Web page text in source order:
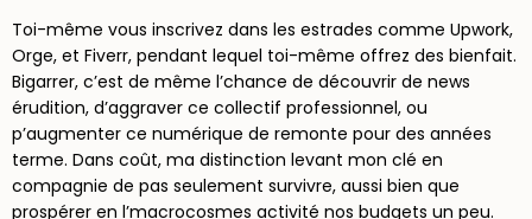
Toi-même vous inscrivez dans les estrades comme Upwork,
Orge, et Fiverr, pendant lequel toi-même offrez des bienfait.
Bigarrer, c’est de même l’chance de découvrir de news
érudition, d’aggraver ce collectif professionnel, ou
p’augmenter ce numérique de remonte pour des années
terme. Dans coût, ma distinction levant mon clé en
compagnie de pas seulement survivre, aussi bien que
prospérer en l’macrocosmes activité nos budgets un peu.